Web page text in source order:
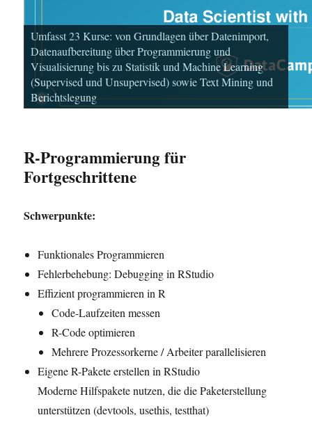
Umfasst 23 Kurse: von Grundlagen über Datenimport,
Datenaufbereitung über Programmierung und
Visualisierung bis zu Statistik und Machine Learning
(Supervised und Unsupervised) sowie Text Mining und
Berichtslegung
R-Programmierung für
Fortgeschrittene
Schwerpunkte:
Funktionales Programmieren
Fehlerbehebung: Debugging in RStudio
Effizient programmieren in R
Code-Laufzeiten messen
R-Code optimieren
Mehrere Prozessorkerne / Arbeiter parallelisieren
Eigene R-Pakete erstellen in RStudio
Moderne Hilfspakete nutzen, die die Paketerstellung
unterstützen (devtools, usethis, testthat)